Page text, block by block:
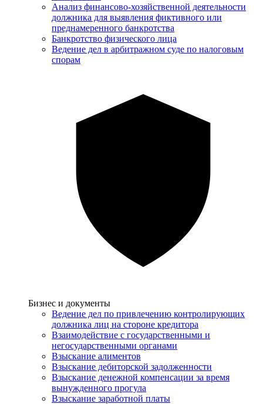
Анализ финансово-хозяйственной деятельности
должника для выявления фиктивного или
преднамеренного банкротства
Банкротство физического лица
Ведение дел в арбитражном суде по налоговым
спорам
Услуги
Бизнес и документы
Ведение дел по привлечению контролирующих
должника лиц на стороне кредитора
Взаимодействие с государственными и
негосударственными органами
Взыскание алиментов
Взыскание дебиторской задолженности
Взыскание денежной компенсации за время
вынужденного прогула
Взыскание заработной платы